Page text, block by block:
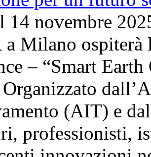
14 novembre
a Milano
– “Smart
(AIT) e
professionisti,